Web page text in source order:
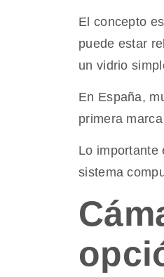
El concepto
puede estar
un vidrio
En España,
primera
Lo importante
sistema